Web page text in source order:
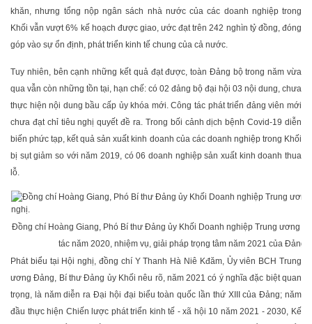
khăn, nhưng tổng nộp ngân sách nhà nước của các doanh nghiệp trong
Khối vẫn vượt 6% kế hoạch được giao, ước đạt trên 242 nghìn tỷ đồng, đóng
góp vào sự ổn định, phát triển kinh tế chung của cả nước.
Tuy nhiên, bên cạnh những kết quả đạt được, toàn Đảng bộ trong năm vừa
qua vẫn còn những tồn tại, hạn chế: có 02 đảng bộ đại hội 03 nội dung, chưa
thực hiện nội dung bầu cấp ủy khóa mới. Công tác phát triển đảng viên mới
chưa đạt chỉ tiêu nghị quyết đề ra. Trong bối cảnh dịch bệnh Covid-19 diễn
biến phức tạp, kết quả sản xuất kinh doanh của các doanh nghiệp trong Khối
bị sụt giảm so với năm 2019, có 06 doanh nghiệp sản xuất kinh doanh thua
lỗ.
Đồng chí Hoàng Giang, Phó Bí thư Đảng ủy Khối Doanh nghiệp Trung ương
tác năm 2020, nhiệm vụ, giải pháp trọng tâm năm 2021 của Đảng
Phát biểu tại Hội nghị, đồng chí Y Thanh Hà Niê Kđăm, Ủy viên BCH Trung
ương Đảng, Bí thư Đảng ủy Khối nêu rõ, năm 2021 có ý nghĩa đặc biệt quan
trọng, là năm diễn ra Đại hội đại biểu toàn quốc lần thứ XIII của Đảng; năm
đầu thực hiện Chiến lược phát triển kinh tế - xã hội 10 năm 2021 - 2030, Kế